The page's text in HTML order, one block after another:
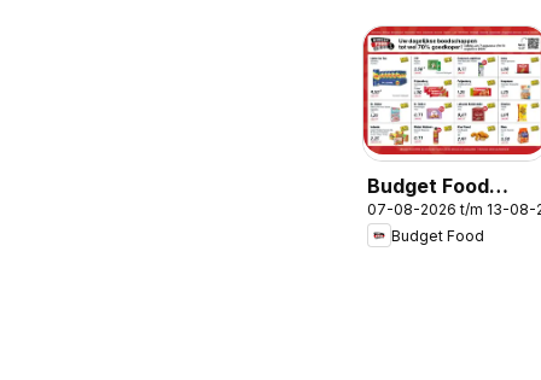
Budget Food
folder
07-08-2026 t/m 13-08-
Budget Food